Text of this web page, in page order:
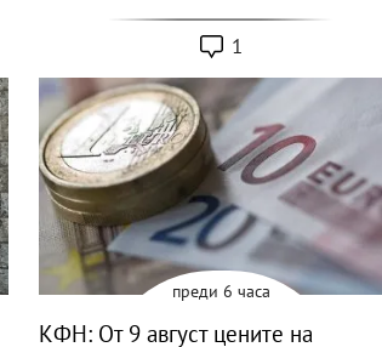
1
преди 6 часа
КФН: От 9 август цените на